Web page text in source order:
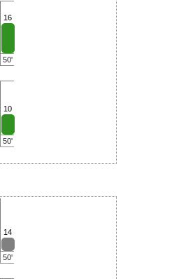
16
50'
10
50'
14
50'